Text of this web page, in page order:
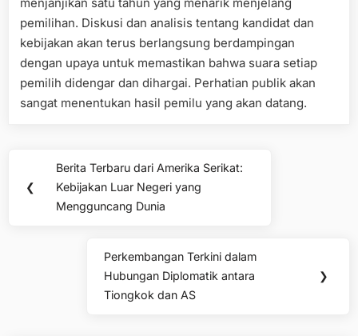
pemilihan. Diskusi dan analisis tentang kandidat dan
kebijakan akan terus berlangsung berdampingan
dengan upaya untuk memastikan bahwa suara setiap
pemilih didengar dan dihargai. Perhatian publik akan
sangat menentukan hasil pemilu yang akan datang.
navigation
❮
Previous
Post:
Berita Terbaru dari Amerika Serikat:
Kebijakan Luar Negeri yang
Mengguncang Dunia
Next
Post:
Perkembangan Terkini dalam
Hubungan Diplomatik antara
Tiongkok dan AS
❯